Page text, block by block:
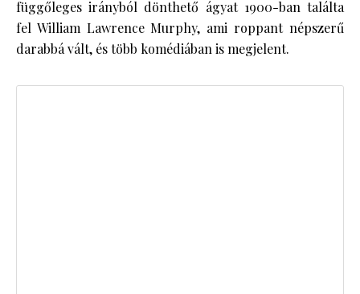
függőleges irányból dönthető ágyat 1900-ban találta
fel William Lawrence Murphy, ami roppant népszerű
darabbá vált, és több komédiában is megjelent.